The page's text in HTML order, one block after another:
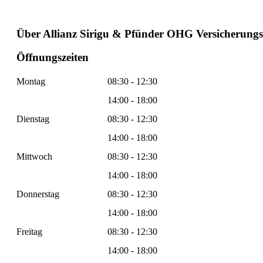
Über Allianz Sirigu & Pfünder OHG
Öffnungszeiten
Montag
08:30 - 12:30
14:00 - 18:00
Dienstag
08:30 - 12:30
14:00 - 18:00
Mittwoch
08:30 - 12:30
14:00 - 18:00
Donnerstag
08:30 - 12:30
14:00 - 18:00
Freitag
08:30 - 12:30
14:00 - 18:00